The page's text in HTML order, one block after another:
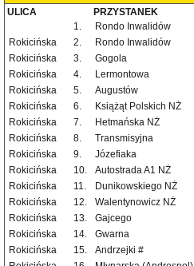
ULICA PRZYSTANEK
1.
Rondo Inwalidów
Rokicińska
2.
Rondo Inwalidów
Rokicińska
3.
Gogola
Rokicińska
4.
Lermontowa
Rokicińska
5.
Augustów
Rokicińska
6.
Książąt Polskich NŻ
Rokicińska
7.
Hetmańska NŻ
Rokicińska
8.
Transmisyjna
Rokicińska
9.
Józefiaka
Rokicińska
10.
Autostrada A1 NŻ
Rokicińska
11.
Dunikowskiego NŻ
Rokicińska
12.
Walentynowicz NŻ
Rokicińska
13.
Gajcego
Rokicińska
14.
Gwarna
Rokicińska
15.
Andrzejki #